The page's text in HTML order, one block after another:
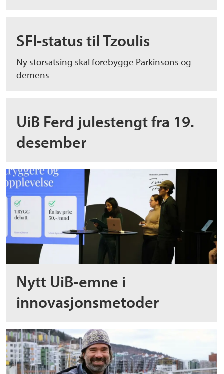
SFI-status til Tzoulis
Ny storsatsing skal forebygge Parkinsons og
demens
UiB Ferd julestengt fra 19.
desember
Nytt UiB-emne i
innovasjonsmetoder